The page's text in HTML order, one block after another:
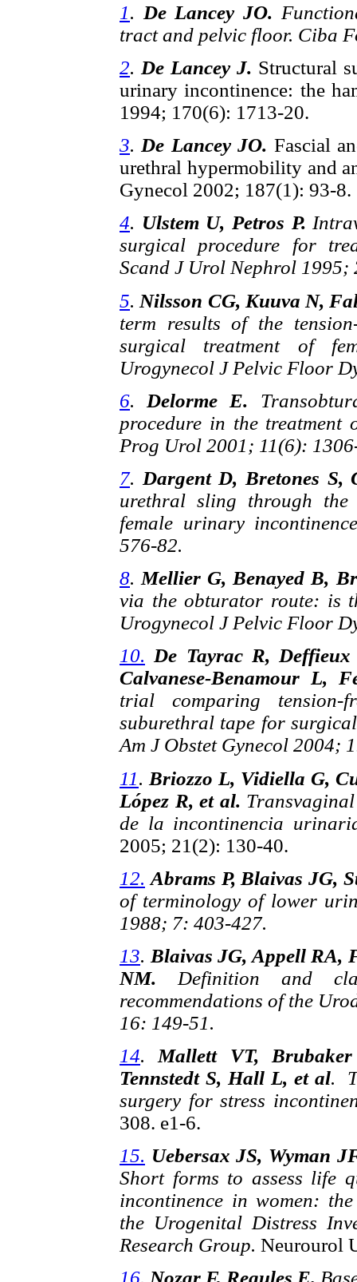
1. De Lancey JO.
tract and pelvic floor. Ciba
2. De Lancey J. Structural
urinary incontinence: the
1994; 170(6): 1713-20.
3. De Lancey JO. Fascial
urethral hypermobility and
Gynecol 2002; 187(1): 93-8.
4. Ulstem U, Petros P.
surgical procedure for
Scand J Urol Nephrol 1995;
5. Nilsson CG, Kuuva N,
term results of the
surgical treatment of
Urogynecol J Pelvic Floor
6. Delorme E.
procedure in the treatment
Prog Urol 2001; 11(6):
7. Dargent D, Bretones
urethral sling through the
female urinary
576-82.
8. Mellier G, Benayed B,
via the obturator route: is
Urogynecol J Pelvic Floor
10. De Tayrac R,
Calvanese-Benamour L,
trial comparing tension-
suburethral tape for
Am J Obstet Gynecol 2004;
11. Briozzo L, Vidiella G,
López R, et al.
de la incontinencia
2005; 21(2): 130-40.
12. Abrams P, Blaivas JG,
of terminology of lower
1988; 7: 403-427.
13. Blaivas JG, Appell RA,
NM. Definition and
recommendations of the
16: 149-51.
14. Mallett VT,
Tennstedt S, Hall L, et al.
surgery for stress
308. e1-6.
15. Uebersax JS, Wyman
Short forms to assess life
incontinence in women:
the Urogenital Distress
Research Group. Neurourol